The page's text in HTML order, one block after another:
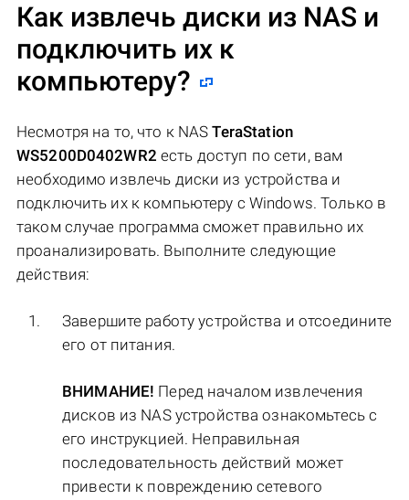
Как извлечь диски из NAS и
подключить их к
компьютеру?
Несмотря на то, что к NASTeraStation
WS5200D0402WR2 есть доступ по сети, вам
необходимо извлечь диски из устройства и
подключить их к компьютеру с Windows. Только в
таком случае программа сможет правильно их
проанализировать. Выполните следующие
действия:
Завершите работу устройства и отсоедините
его от питания.
ВНИМАНИЕ! Перед началом извлечения
дисков из NAS устройства ознакомьтесь с
его инструкцией. Неправильная
последовательность действий может
привести к повреждению сетевого